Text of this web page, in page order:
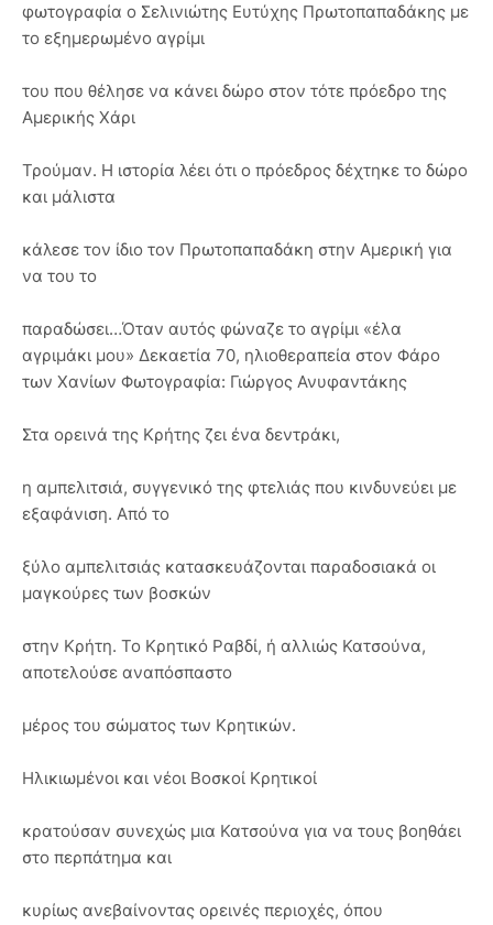
φωτογραφία ο Σελινιώτης Ευτύχης Πρωτοπαπαδάκης με
το εξημερωμένο αγρίμι
του που θέλησε να κάνει δώρο στον τότε πρόεδρο της
Αμερικής Χάρι
Τρούμαν. Η ιστορία λέει ότι ο πρόεδρος δέχτηκε το δώρο
και μάλιστα
κάλεσε τον ίδιο τον Πρωτοπαπαδάκη στην Αμερική για
να του το
παραδώσει…Όταν αυτός φώναζε το αγρίμι «έλα
αγριμάκι μου» Δεκαετία 70, ηλιοθεραπεία στον Φάρο
των Χανίων Φωτογραφία: Γιώργος Ανυφαντάκης
Στα ορεινά της Κρήτης ζει ένα δεντράκι,
η αμπελιτσιά, συγγενικό της φτελιάς που κινδυνεύει με
εξαφάνιση. Από το
ξύλο αμπελιτσιάς κατασκευάζονται παραδοσιακά οι
μαγκούρες των βοσκών
στην Κρήτη. Το Κρητικό Ραβδί, ή αλλιώς Κατσούνα,
αποτελούσε αναπόσπαστο
μέρος του σώματος των Κρητικών.
Ηλικιωμένοι και νέοι Βοσκοί Κρητικοί
κρατούσαν συνεχώς μια Κατσούνα για να τους βοηθάει
στο περπάτημα και
κυρίως ανεβαίνοντας ορεινές περιοχές, όπου